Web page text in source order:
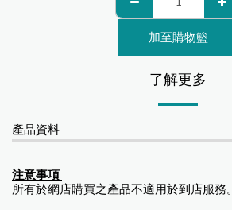
加至購物籃
了解更多
產品資料
注意事項
所有於網店購買之產品不適用於到店服務。